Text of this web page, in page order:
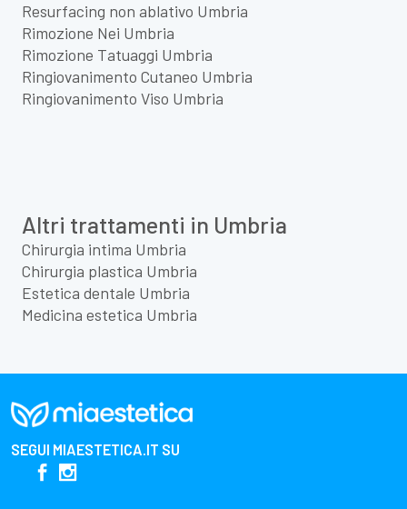
Resurfacing non ablativo Umbria
Rimozione Nei Umbria
Rimozione Tatuaggi Umbria
Ringiovanimento Cutaneo Umbria
Ringiovanimento Viso Umbria
Altri trattamenti in Umbria
Chirurgia intima Umbria
Chirurgia plastica Umbria
Estetica dentale Umbria
Medicina estetica Umbria
SEGUI MIAESTETICA.IT SU